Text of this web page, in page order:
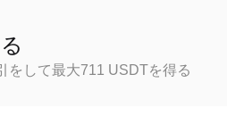
をして最大711 USDTを得る